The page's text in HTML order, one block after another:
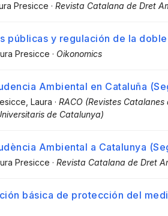
Presicce · Revista Catalana de Dret
públicas y regulación de la
Presicce · Oikonomics
Ambiental en Cataluña
Laura · RACO (Revistes
de Catalunya)
Ambiental a Catalunya
Presicce · Revista Catalana de Dret
básica de protección del